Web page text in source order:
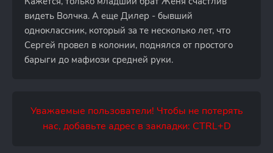
видеть Волчка. А еще Дилер - бывший
одноклассник, который за те несколько лет, что
Сергей провел в колонии, поднялся от простого
барыги до мафиози средней руки.
Уважаемые пользователи! Чтобы не потерять
нас, добавьте адрес в закладки: CTRL+D